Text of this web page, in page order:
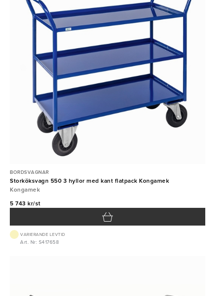
BORDSVAGNAR
Storköksvagn 550 3 hyllor med kant flatpack Kongamek
Kongamek
5 743 kr/st
VARIERANDE LEVTID
Art. Nr: S417658